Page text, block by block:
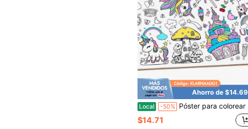
Ahorro de $14.69
Local -50% Póster para colorear de unicornios, 72x 30 pulgadas, póster temático grande para colorear, mantel de actividad, papel para dibujar, mantel, suministros y decoraciones para el hogar, el aula y fiestas
$14.71